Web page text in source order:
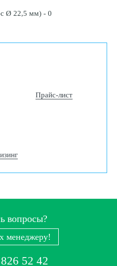
Прайс-лист
вопросы?
менеджеру!
52 42